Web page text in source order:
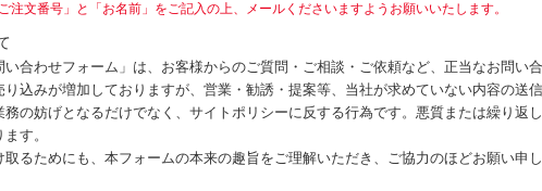
文番号」と「お名前」をご記入の上、メールくださいますようお願いいたします。
合わせフォーム」は、お客様からのご質問・ご相談・ご依頼など、正当なお問い
込みが増加しておりますが、営業・勧誘・提案等、当社が求めていない内容の送
の妨げとなるだけでなく、サイトポリシーに反する行為です。悪質または繰り返
す。
るためにも、本フォームの本来の趣旨をご理解いただき、ご協力のほどお願い申し